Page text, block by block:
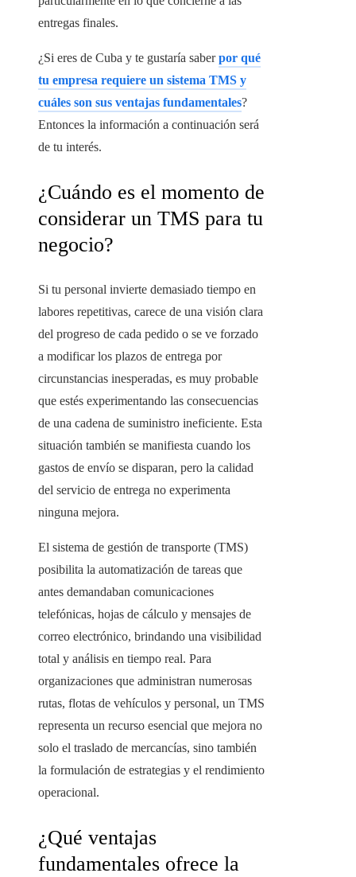
entregas finales.
¿Si eres de Cuba y te gustaría saberpor qué
tu empresa requiere un sistema TMS y
cuáles son sus ventajas fundamentales?
Entonces la información a continuación será
de tu interés.
¿Cuándo es el momento de
considerar un TMS para tu
negocio?
Si tu personal invierte demasiado tiempo en
labores repetitivas, carece de una visión clara
del progreso de cada pedido o se ve forzado
a modificar los plazos de entrega por
circunstancias inesperadas, es muy probable
que estés experimentando las consecuencias
de una cadena de suministro ineficiente. Esta
situación también se manifiesta cuando los
gastos de envío se disparan, pero la calidad
del servicio de entrega no experimenta
ninguna mejora.
El sistema de gestión de transporte (TMS)
posibilita la automatización de tareas que
antes demandaban comunicaciones
telefónicas, hojas de cálculo y mensajes de
correo electrónico, brindando una visibilidad
total y análisis en tiempo real. Para
organizaciones que administran numerosas
rutas, flotas de vehículos y personal, un TMS
representa un recurso esencial que mejora no
solo el traslado de mercancías, sino también
la formulación de estrategias y el rendimiento
operacional.
¿Qué ventajas
fundamentales ofrece la